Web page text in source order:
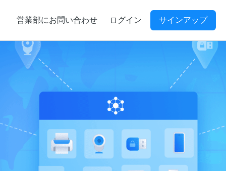
サインアップ
ログイン
営業部にお問い合わせ